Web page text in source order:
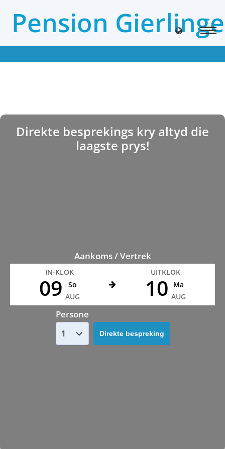
Pension
Direkte besprekings kry altyd die
laagste prys!
Aankoms / Vertrek
IN-KLOK
09
So
AUG
UITKLOK
10
Ma
AUG
Persone